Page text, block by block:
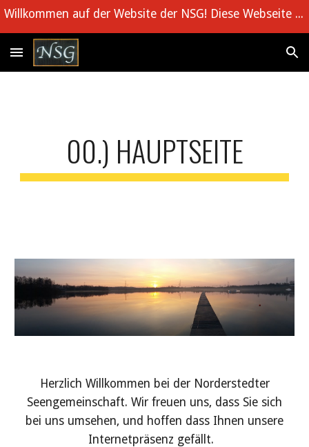
Willkommen auf der Website der NSG! Diese Webseite wird in Kürze wieder aktualisiert
00.) HAUPTSEITE
Herzlich Willkommen bei der Norderstedter
Seengemeinschaft. Wir freuen uns, dass Sie sich
bei uns umsehen, und hoffen dass Ihnen unsere
Internetpräsenz gefällt.